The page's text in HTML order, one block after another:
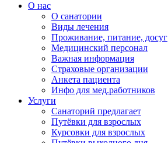
О нас
О санатории
Виды лечения
Проживание, питание, досуг
Медицинский персонал
Важная информация
Страховые организации
Анкета пациента
Инфо для мед.работников
Услуги
Санаторий предлагает
Путёвки для взрослых
Курсовки для взрослых